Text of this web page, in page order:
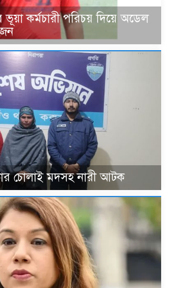
ভূয়া কর্মচারী পরিচয় দিয়ে অডেল
চোলাই মদসহ নারী আটক